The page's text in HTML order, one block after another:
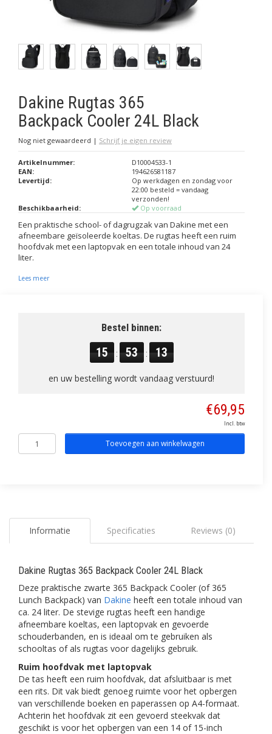
Dakine Rugtas 365
Backpack Cooler 24L Black
Nog niet gewaardeerd | Schrijf je eigen review
Artikelnummer:
D10004533-1
EAN:
194626581187
Levertijd:
Op werkdagen en zondag voor
22:00 besteld = vandaag
verzonden!
Beschikbaarheid:
Op voorraad
Een praktische school- of dagrugzak van Dakine met een
afneembare geïsoleerde koeltas. De rugtas heeft een ruim
hoofdvak met een laptopvak en een totale inhoud van 24
liter.
Lees meer
Bestel binnen:
15 : 53 : 12
en uw bestelling wordt vandaag verstuurd!
€69,95
Incl. btw
Toevoegen aan winkelwagen
Informatie Specificaties Reviews (0)
Dakine Rugtas 365 Backpack Cooler 24L Black
Deze praktische zwarte 365 Backpack Cooler (of 365
Lunch Backpack) van Dakine heeft een totale inhoud van
ca. 24 liter. De stevige rugtas heeft een handige
afneembare koeltas, een laptopvak en gevoerde
schouderbanden, en is ideaal om te gebruiken als
schooltas of als rugtas voor dagelijks gebruik.
Ruim hoofdvak met laptopvak
De tas heeft een ruim hoofdvak, dat afsluitbaar is met
een rits. Dit vak biedt genoeg ruimte voor het opbergen
van verschillende boeken en paperassen op A4-formaat.
Achterin het hoofdvak zit een gevoerd steekvak dat
geschikt is voor het opbergen van een 14 of 15-inch